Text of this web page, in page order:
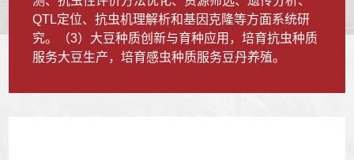
QTL定位、抗虫机理解析和基因克隆等方面系统研
究。（3）大豆种质创新与育种应用，培育抗虫种质
服务大豆生产，培育感虫种质服务豆丹养殖。